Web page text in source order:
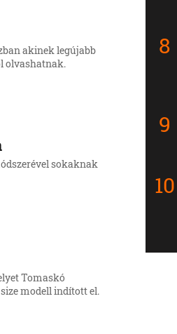
akinek legújabb
olvashatnak.
sokaknak
Tomaskó
modell indított el.